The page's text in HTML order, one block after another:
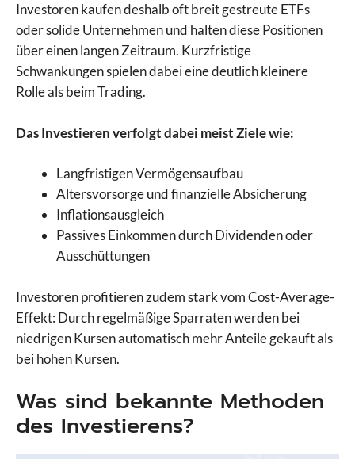
Investoren kaufen deshalb oft breit gestreute ETFs
oder solide Unternehmen und halten diese Positionen
über einen langen Zeitraum. Kurzfristige
Schwankungen spielen dabei eine deutlich kleinere
Rolle als beim Trading.
Das Investieren verfolgt dabei meist Ziele wie:
Langfristigen Vermögensaufbau
Altersvorsorge und finanzielle Absicherung
Inflationsausgleich
Passives Einkommen durch Dividenden oder
Ausschüttungen
Investoren profitieren zudem stark vom Cost-Average-
Effekt: Durch regelmäßige Sparraten werden bei
niedrigen Kursen automatisch mehr Anteile gekauft als
bei hohen Kursen.
Was sind bekannte Methoden
des Investierens?